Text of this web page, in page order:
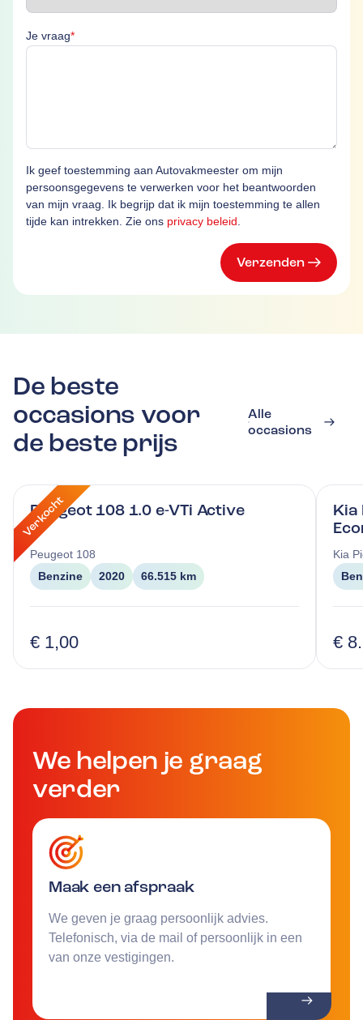
Je vraag*Je vraag is verplicht
Ik geef toestemming aan Autovakmeester om mijn
persoonsgegevens te verwerken voor het beantwoorden
van mijn vraag. Ik begrijp dat ik mijn toestemming te allen
tijde kan intrekken. Zie ons privacy beleid
Verzenden
De beste
occasions voor
de beste prijs
Alle
occasions
Verkocht
Peugeot 108 1.0 e-VTi Active
Peugeot 108
Benzine
2020 66.515 km
€ 1,00
Kia
Kia
€
We helpen je graag
verder
Maak een afspraak
We geven je graag persoonlijk advies.
Telefonisch, via de mail of persoonlijk in een
van onze vestigingen.